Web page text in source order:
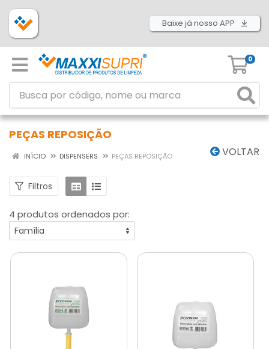
Baixe já nosso APP
0
PEÇAS REPOSIÇÃO
VOLTAR
INÍCIO DISPENSERS PEÇAS REPOSIÇÃO
Filtros
4 produtos ordenados por: